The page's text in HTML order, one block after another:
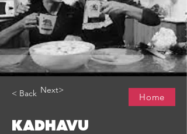
< Back Next>
Home
KADHAVU